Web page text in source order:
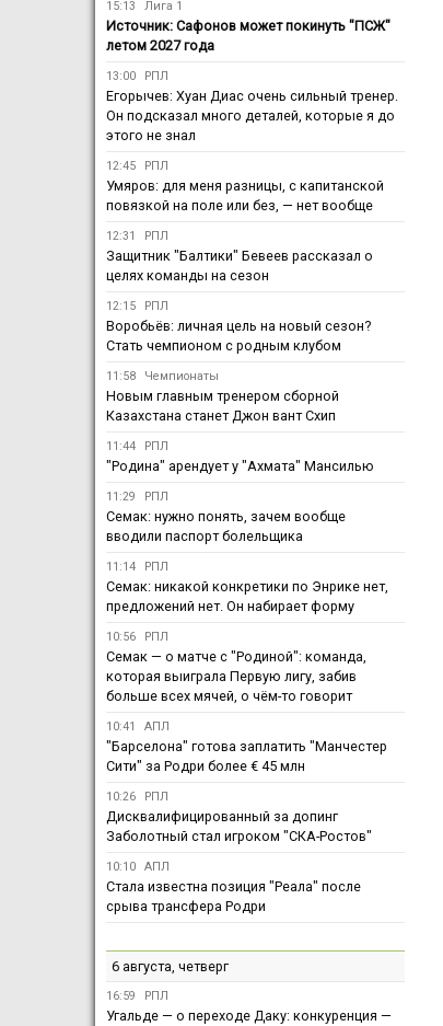
15:13 Лига 1
Источник: Сафонов может покинуть "ПСЖ"
летом 2027 года
13:00 РПЛ
Егорычев: Хуан Диас очень сильный тренер.
Он подсказал много деталей, которые я до
этого не знал
12:45 РПЛ
Умяров: для меня разницы, с капитанской
повязкой на поле или без, — нет вообще
12:31 РПЛ
Защитник "Балтики" Бевеев рассказал о
целях команды на сезон
12:15 РПЛ
Воробьёв: личная цель на новый сезон?
Стать чемпионом с родным клубом
11:58 Чемпионаты
Новым главным тренером сборной
Казахстана станет Джон вант Схип
11:44 РПЛ
"Родина" арендует у "Ахмата" Мансилью
11:29 РПЛ
Семак: нужно понять, зачем вообще
вводили паспорт болельщика
11:14 РПЛ
Семак: никакой конкретики по Энрике нет,
предложений нет. Он набирает форму
10:56 РПЛ
Семак — о матче с "Родиной": команда,
которая выиграла Первую лигу, забив
больше всех мячей, о чём-то говорит
10:41 АПЛ
"Барселона" готова заплатить "Манчестер
Сити" за Родри более € 45 млн
10:26 РПЛ
Дисквалифицированный за допинг
Заболотный стал игроком "СКА-Ростов"
10:10 АПЛ
Стала известна позиция "Реала" после
срыва трансфера Родри
6 августа, четверг
16:59 РПЛ
Угальде — о переходе Даку: конкуренция —